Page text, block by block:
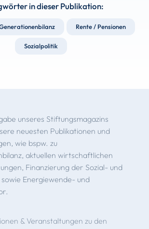
in dieser Publikation:
Rente / Pensionen
Sozialpolitik
unseres Stiftungsmagazins
neuesten Publikationen und
wie bspw. zu
aktuellen wirtschaftlichen
Finanzierung der Sozial- und
Energiewende- und
& Veranstaltungen zu den